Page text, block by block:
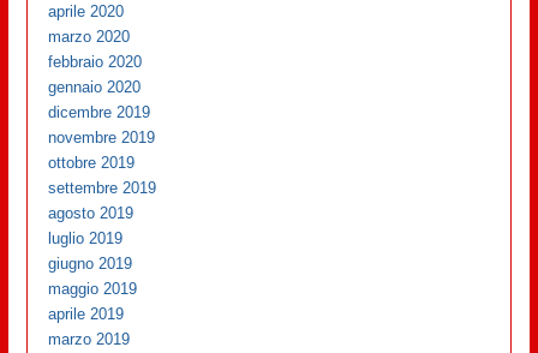
aprile 2020
marzo 2020
febbraio 2020
gennaio 2020
dicembre 2019
novembre 2019
ottobre 2019
settembre 2019
agosto 2019
luglio 2019
giugno 2019
maggio 2019
aprile 2019
marzo 2019